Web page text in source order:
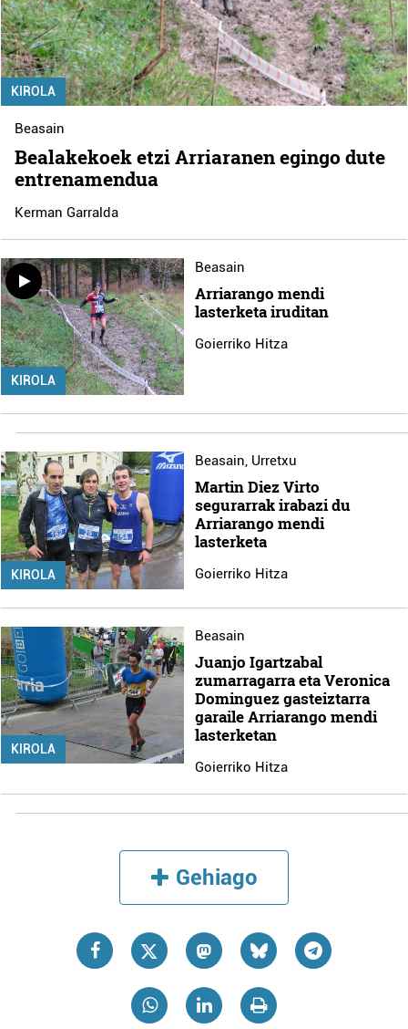
KIROLA
Beasain
Bealakekoek etzi Arriaranen egingo dute
entrenamendua
Kerman Garralda
KIROLA
Beasain
Arriarango mendi
lasterketa iruditan
Goierriko Hitza
KIROLA
Beasain, Urretxu
Martin Diez Virto
segurarrak irabazi du
Arriarango mendi
lasterketa
Goierriko Hitza
KIROLA
Beasain
Juanjo Igartzabal
zumarragarra eta Veronica
Dominguez gasteiztarra
garaile Arriarango mendi
lasterketan
Goierriko Hitza
Gehiago